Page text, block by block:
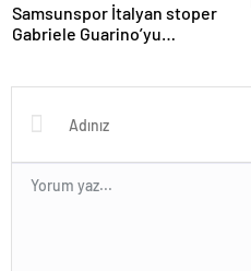
Samsunspor İtalyan stoper
Gabriele Guarino’yu